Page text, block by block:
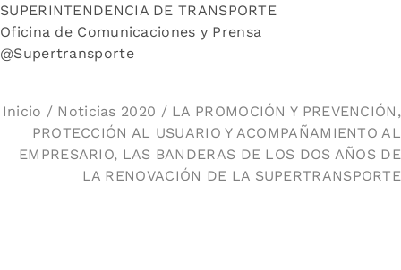
SUPERINTENDENCIA DE TRANSPORTE
Oficina de Comunicaciones y Prensa
@Supertransporte
Inicio / Noticias 2020 / LA PROMOCIÓN Y PREVENCIÓN,
PROTECCIÓN AL USUARIO Y ACOMPAÑAMIENTO AL
EMPRESARIO, LAS BANDERAS DE LOS DOS AÑOS DE
LA RENOVACIÓN DE LA SUPERTRANSPORTE